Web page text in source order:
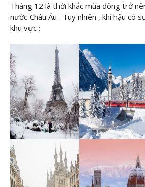
Tháng 12 là thời khắc mùa đông trở
nước Châu Âu . Tuy nhiên , khí hậu có
khu vực :